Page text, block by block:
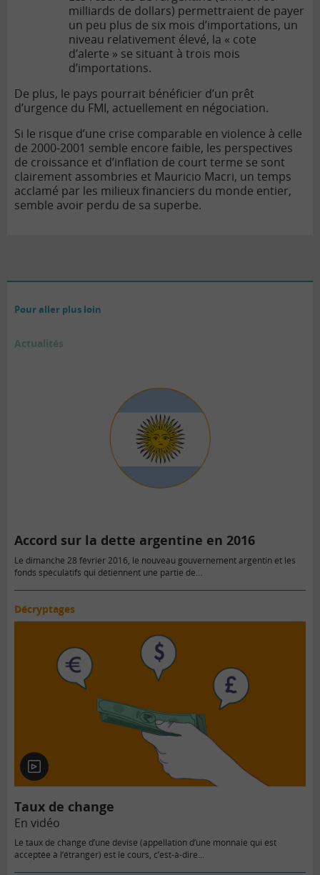
milliards de dollars) permettraient de payer
un peu plus de six mois d’importations, un
niveau relativement élevé, la « cote
d’alerte » se situant à trois mois
d’importations.
De plus, le pays pourrait bénéficier d’un prêt
d’urgence du FMI, actuellement en négociation.
Si le risque d’une crise comparable en violence à celle
de 2000-2001 semble encore faible, les perspectives
de croissance et d’inflation de court terme se sont
clairement assombries et Mauricio Macri, un temps
acclamé par les milieux financiers du monde entier,
semble avoir perdu de sa superbe.
Pour aller plus loin
Actualités
Accord sur la dette argentine en 2016
Le dimanche 28 février 2016, le nouveau gouvernement argentin et les
fonds spéculatifs qui détiennent une partie de…
Décryptages
En
vidéo
Taux de change
En vidéo
Le taux de change d’une devise (appellation d’une monnaie qui est
acceptée à l’étranger) est le cours, c’est-à-dire…